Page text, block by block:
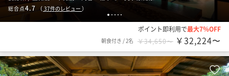
1 2 3 4 5
総合点4.7 （ 37件のレビュー ）
ポイント即利用で最大7％OFF
朝食付き /2名 ￥34,650〜 ￥32,224〜